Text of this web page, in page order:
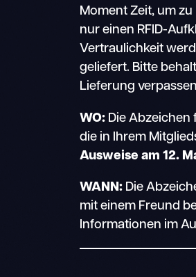
Moment Zeit, um
nur einen RFID-
Vertraulichkeit
geliefert. Bitte
Lieferung
WO:Die Abzeichen
die in Ihrem
Ausweise am 12.
WANN:Die
mit einem Freund
Informationen im